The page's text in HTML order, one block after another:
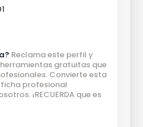
Reclama este perfil y
gratuitas que
Convierte esta
profesional
¡RECUERDA que es